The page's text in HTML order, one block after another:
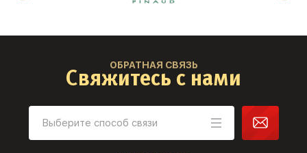
ОБРАТНАЯ СВЯЗЬ
Свяжитесь с нами